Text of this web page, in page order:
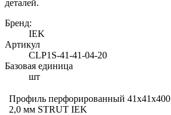
деталей.
Бренд:
IEK
Артикул
CLP1S-41-41-04-20
Базовая единица
шт
Профиль перфорированный 41x41х400
2,0 мм STRUT IEK